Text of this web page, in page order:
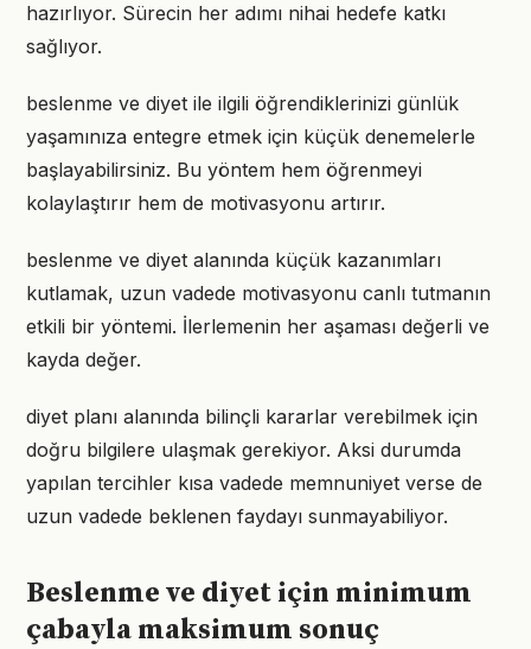
hazırlıyor. Sürecin her adımı nihai hedefe katkı
sağlıyor.
beslenme ve diyet ile ilgili öğrendiklerinizi günlük
yaşamınıza entegre etmek için küçük denemelerle
başlayabilirsiniz. Bu yöntem hem öğrenmeyi
kolaylaştırır hem de motivasyonu artırır.
beslenme ve diyet alanında küçük kazanımları
kutlamak, uzun vadede motivasyonu canlı tutmanın
etkili bir yöntemi. İlerlemenin her aşaması değerli ve
kayda değer.
diyet planı alanında bilinçli kararlar verebilmek için
doğru bilgilere ulaşmak gerekiyor. Aksi durumda
yapılan tercihler kısa vadede memnuniyet verse de
uzun vadede beklenen faydayı sunmayabiliyor.
Beslenme ve diyet için minimum
çabayla maksimum sonuç